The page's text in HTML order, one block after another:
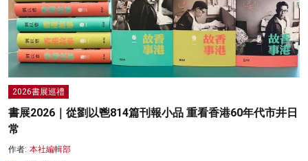
2026書展巡禮
書展2026｜從劉以鬯814篇刊報小品 重看香港60年代市井日
常
作者: 本社編輯部